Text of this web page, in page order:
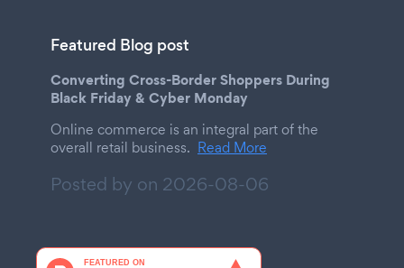
Featured Blog post
Converting Cross-Border Shoppers During
Black Friday & Cyber Monday
Online commerce is an integral part of the
overall retail business. Read More
Posted by on 2026-08-06